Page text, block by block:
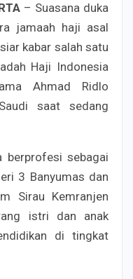
– Suasana duka
jamaah haji asal
kabar salah satu
Haji Indonesia
Ahmad Ridlo
saat sedang
berprofesi sebagai
3 Banyumas dan
Sirau Kemranjen
istri dan anak
di tingkat